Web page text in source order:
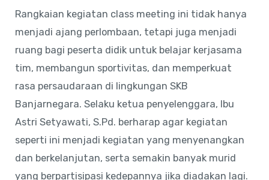
Rangkaian kegiatan class meeting ini tidak hanya
menjadi ajang perlombaan, tetapi juga menjadi
ruang bagi peserta didik untuk belajar kerjasama
tim, membangun sportivitas, dan memperkuat
rasa persaudaraan di lingkungan SKB
Banjarnegara. Selaku ketua penyelenggara, Ibu
Astri Setyawati, S.Pd. berharap agar kegiatan
seperti ini menjadi kegiatan yang menyenangkan
dan berkelanjutan, serta semakin banyak murid
yang berpartisipasi kedepannya jika diadakan lagi.